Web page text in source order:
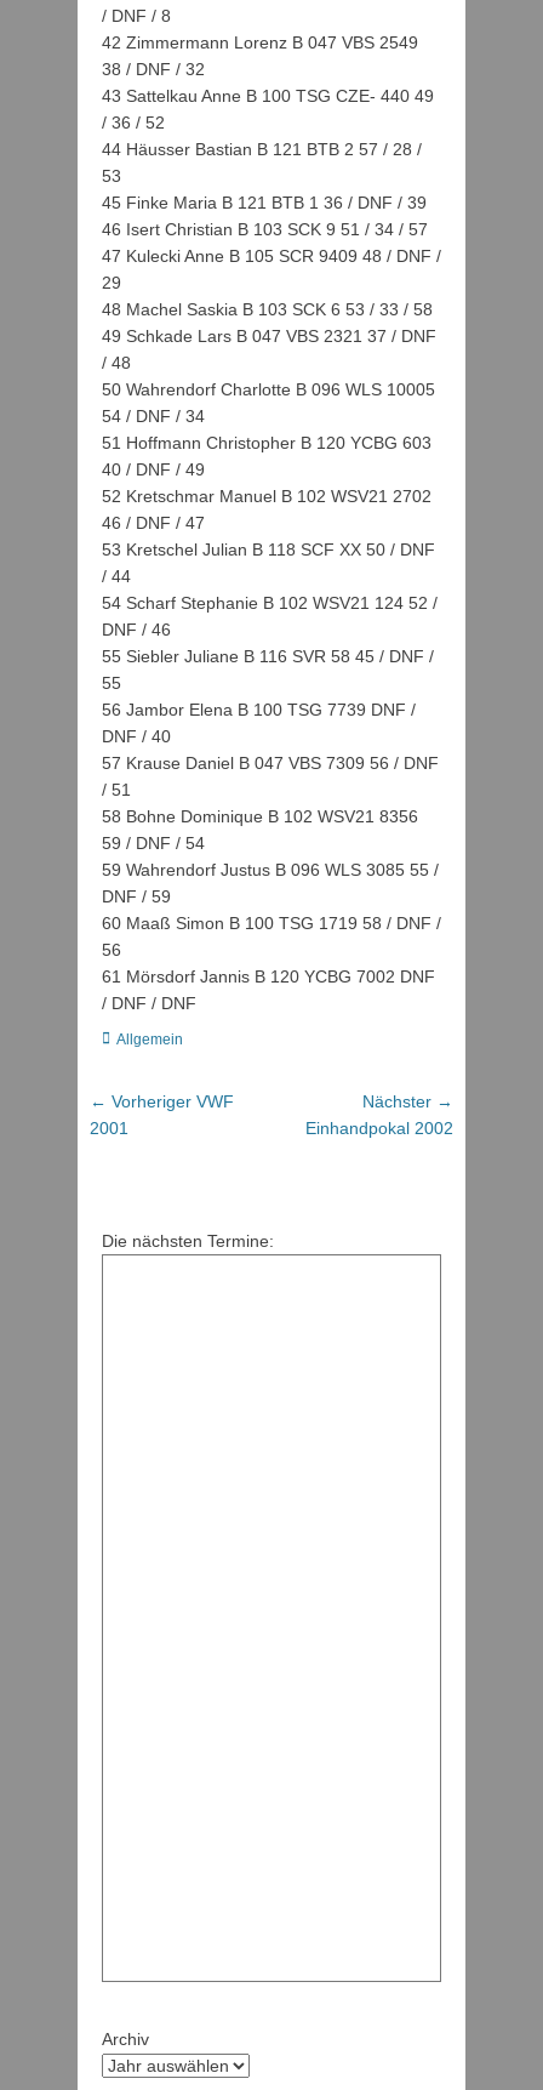
/ DNF / 8
42 Zimmermann Lorenz B 047 VBS 2549
38 / DNF / 32
43 Sattelkau Anne B 100 TSG CZE- 440 49
/ 36 / 52
44 Häusser Bastian B 121 BTB 2 57 / 28 /
53
45 Finke Maria B 121 BTB 1 36 / DNF / 39
46 Isert Christian B 103 SCK 9 51 / 34 / 57
47 Kulecki Anne B 105 SCR 9409 48 / DNF /
29
48 Machel Saskia B 103 SCK 6 53 / 33 / 58
49 Schkade Lars B 047 VBS 2321 37 / DNF
/ 48
50 Wahrendorf Charlotte B 096 WLS 10005
54 / DNF / 34
51 Hoffmann Christopher B 120 YCBG 603
40 / DNF / 49
52 Kretschmar Manuel B 102 WSV21 2702
46 / DNF / 47
53 Kretschel Julian B 118 SCF XX 50 / DNF
/ 44
54 Scharf Stephanie B 102 WSV21 124 52 /
DNF / 46
55 Siebler Juliane B 116 SVR 58 45 / DNF /
55
56 Jambor Elena B 100 TSG 7739 DNF /
DNF / 40
57 Krause Daniel B 047 VBS 7309 56 / DNF
/ 51
58 Bohne Dominique B 102 WSV21 8356
59 / DNF / 54
59 Wahrendorf Justus B 096 WLS 3085 55 /
DNF / 59
60 Maaß Simon B 100 TSG 1719 58 / DNF /
56
61 Mörsdorf Jannis B 120 YCBG 7002 DNF
/ DNF / DNF
Kategorien
Allgemein
Beitragsnavigation
← Vorheriger Vorheriger
VWF
2001
Nächster →
Einhandpokal 2002
Die nächsten Termine:
Archiv